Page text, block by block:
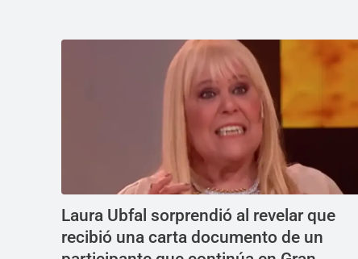
Laura Ubfal sorprendió al revelar que
recibió una carta documento de un